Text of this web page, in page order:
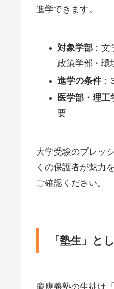
進学できます。
対象学部：文
政策学部・環
進学の条件：
医学部・理工
要
大学受験のプレッ
くの保護者が魅力
ご確認ください。
「塾生」と
慶應義塾の生徒は